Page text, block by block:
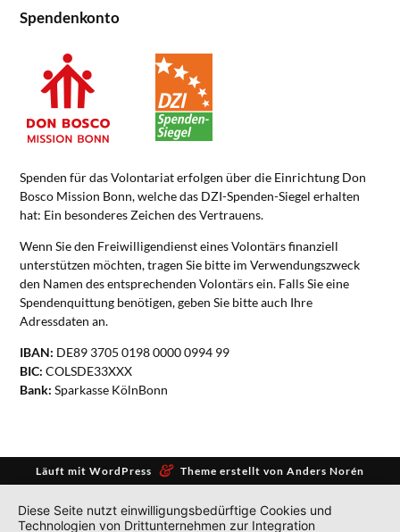
Spendenkonto
Spenden für das Volontariat erfolgen über die Einrichtung Don
Bosco Mission Bonn, welche das DZI-Spenden-Siegel erhalten
hat: Ein besonderes Zeichen des Vertrauens.
Wenn Sie den Freiwilligendienst eines Volontärs finanziell
unterstützen möchten, tragen Sie bitte im Verwendungszweck
den Namen des entsprechenden Volontärs ein. Falls Sie eine
Spendenquittung benötigen, geben Sie bitte auch Ihre
Adressdaten an.
IBAN: DE89 3705 0198 0000 0994 99
BIC: COLSDE33XXX
Bank: Sparkasse KölnBonn
Läuft mit WordPress & Theme erstellt von Anders Norén
Diese Seite nutzt einwilligungsbedürftige Cookies und
Technologien von Drittunternehmen zur Integration